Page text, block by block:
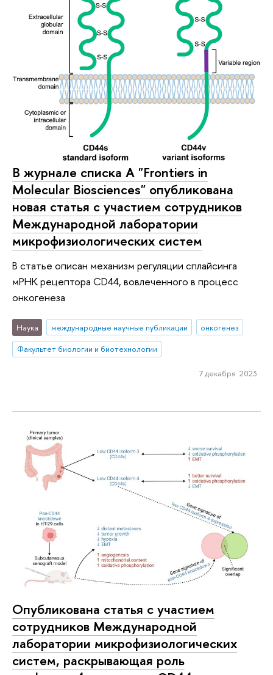
В журнале списка А "Frontiers in
Molecular Biosciences" опубликована
новая статья с участием сотрудников
Международной лаборатории
микрофизиологических систем
В статье описан механизм регуляции сплайсинга
мРНК рецептора CD44, вовлеченного в процесс
онкогенеза
Наука международные научные публикации
онкогенез
Факультет биологии и биотехнологии
7 декабря 2023
Опубликована статья с участием
сотрудников Международной
лаборатории микрофизиологических
систем, раскрывающая роль